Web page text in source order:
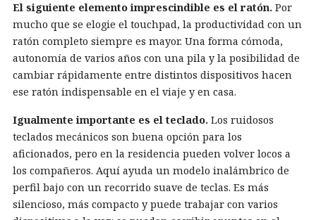
El siguiente elemento imprescindible es el ratón. Por
mucho que se elogie el touchpad, la productividad con un
ratón completo siempre es mayor. Una forma cómoda,
autonomía de varios años con una pila y la posibilidad de
cambiar rápidamente entre distintos dispositivos hacen
ese ratón indispensable en el viaje y en casa.
Igualmente importante es el teclado. Los ruidosos
teclados mecánicos son buena opción para los
aficionados, pero en la residencia pueden volver locos a
los compañeros. Aquí ayuda un modelo inalámbrico de
perfil bajo con un recorrido suave de teclas. Es más
silencioso, más compacto y puede trabajar con varios